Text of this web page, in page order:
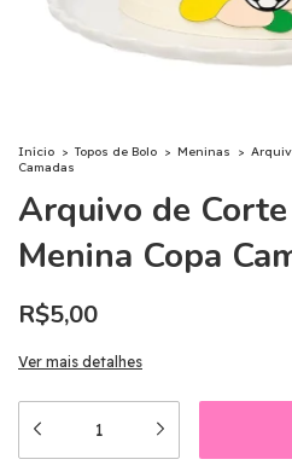
Início > Topos de Bolo > Meninas >
Camadas
Arquivo de
Menina Copa
R$5,00
Ver mais detalhes